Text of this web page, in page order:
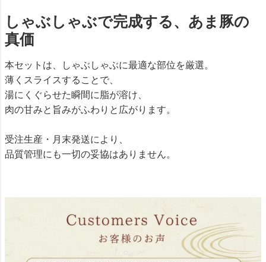
しゃぶしゃぶで完成する、あま豚の
真価
本セットは、しゃぶしゃぶに最適な部位を厳選。
薄くスライスすることで、
湯にくぐらせた瞬間に脂が溶け、
肉の甘みと旨みがふわりと広がります。
受注生産・月末発送により、
品質管理にも一切の妥協はありません。